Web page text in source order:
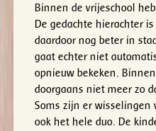
Binnen de vrijeschool
De gedachte hierachter
daardoor nog beter in
gaat echter niet
opnieuw bekeken.
doorgaans niet meer zo
Soms zijn er wisselingen
ook het hele duo. De